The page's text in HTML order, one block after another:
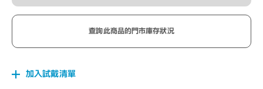
查詢此商品的門市庫存狀況
加入試戴清單